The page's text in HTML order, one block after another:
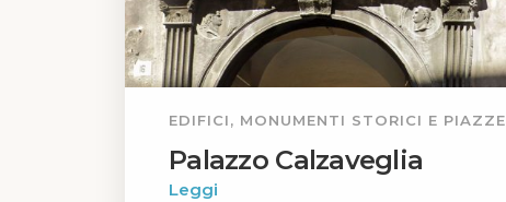
EDIFICI, MONUMENTI STORICI E PIAZZE
Palazzo Calzaveglia
Leggi